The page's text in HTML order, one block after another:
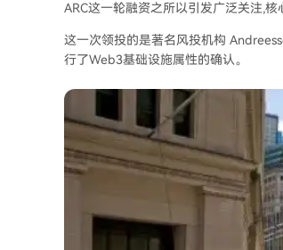
ARC这一轮融资之所以引发广泛关注,
这一次领投的是著名风投机构
行了Web3基础设施属性的确认。